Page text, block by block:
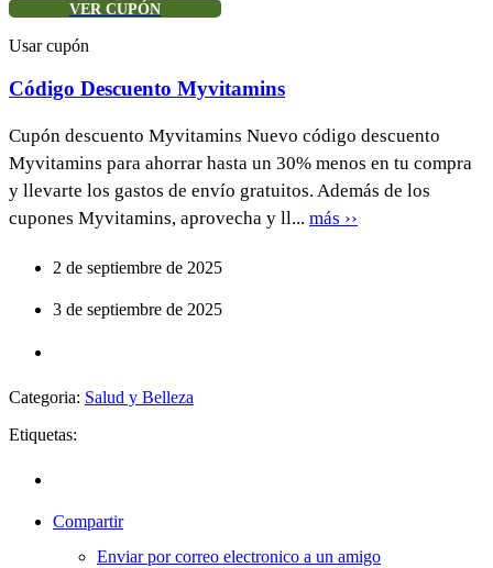
VER CUPÓN
Usar cupón
Código Descuento Myvitamins
Cupón descuento Myvitamins Nuevo código descuento
Myvitamins para ahorrar hasta un 30% menos en tu compra
y llevarte los gastos de envío gratuitos. Además de los
cupones Myvitamins, aprovecha y ll... más ››
2 de septiembre de 2025
3 de septiembre de 2025
Categoria: Salud y Belleza
Etiquetas:
Compartir
Enviar por correo electronico a un amigo